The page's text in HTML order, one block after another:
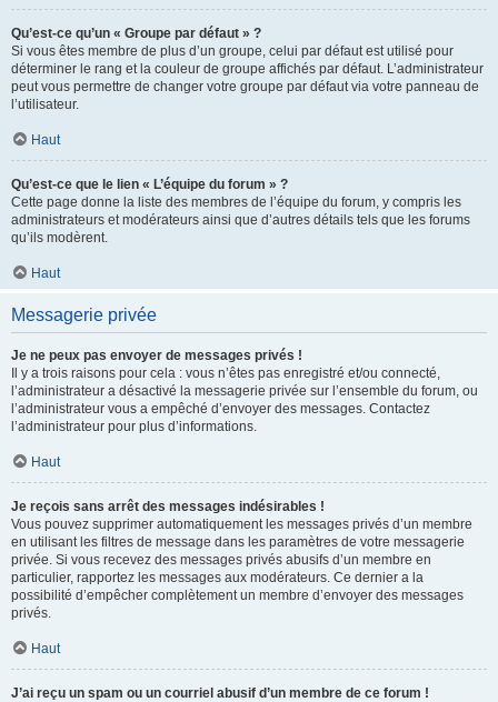
Qu’est-ce qu’un « Groupe par défaut » ?
Si vous êtes membre de plus d’un groupe, celui par défaut est utilisé pour
déterminer le rang et la couleur de groupe affichés par défaut. L’administrateur
peut vous permettre de changer votre groupe par défaut via votre panneau de
l’utilisateur.
Haut
Qu’est-ce que le lien « L’équipe du forum » ?
Cette page donne la liste des membres de l’équipe du forum, y compris les
administrateurs et modérateurs ainsi que d’autres détails tels que les forums
qu’ils modèrent.
Haut
Messagerie privée
Je ne peux pas envoyer de messages privés !
Il y a trois raisons pour cela : vous n’êtes pas enregistré et/ou connecté,
l’administrateur a désactivé la messagerie privée sur l’ensemble du forum, ou
l’administrateur vous a empêché d’envoyer des messages. Contactez
l’administrateur pour plus d’informations.
Haut
Je reçois sans arrêt des messages indésirables !
Vous pouvez supprimer automatiquement les messages privés d’un membre
en utilisant les filtres de message dans les paramètres de votre messagerie
privée. Si vous recevez des messages privés abusifs d’un membre en
particulier, rapportez les messages aux modérateurs. Ce dernier a la
possibilité d’empêcher complètement un membre d’envoyer des messages
privés.
Haut
J’ai reçu un spam ou un courriel abusif d’un membre de ce forum !